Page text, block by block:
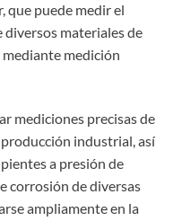
que puede medir el
diversos materiales de
medición
mediciones precisas de
industrial, así
a presión de
corrosión de diversas
ampliamente en la